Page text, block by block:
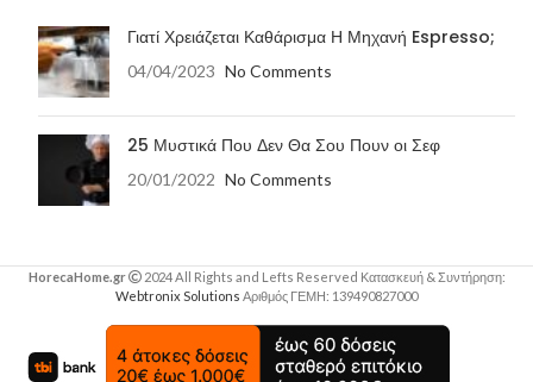
Γιατί Χρειάζεται Καθάρισμα Η Μηχανή Espresso;
04/04/2023 No Comments
25 Μυστικά Που Δεν Θα Σου Πουν οι Σεφ
20/01/2022 No Comments
HorecaHome.gr
2024 All Rights and Lefts Reserved Κατασκευή & Συντήρηση:
Webtronix Solutions Αριθμός ΓΕΜΗ: 139490827000